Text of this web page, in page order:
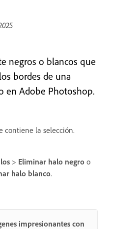
negros o blancos que
bordes de una
en Adobe Photoshop.
contiene la selección.
> Eliminar halo negro o
halo blanco.
impresionantes con